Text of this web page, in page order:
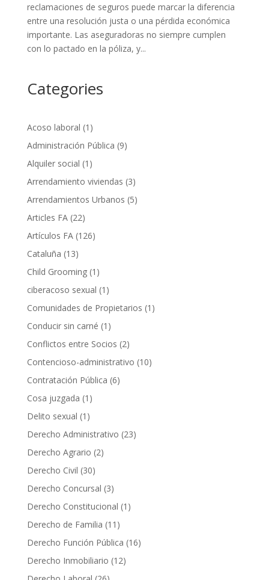
reclamaciones de seguros puede marcar la diferencia
entre una resolución justa o una pérdida económica
importante. Las aseguradoras no siempre cumplen
con lo pactado en la póliza, y...
Categories
Acoso laboral (1)
Administración Pública (9)
Alquiler social (1)
Arrendamiento viviendas (3)
Arrendamientos Urbanos (5)
Articles FA(22)
Artículos FA(126)
Cataluña (13)
Child Grooming(1)
ciberacoso sexual (1)
Comunidades de Propietarios (1)
Conducir sin carné (1)
Conflictos entre Socios (2)
Contencioso-administrativo (10)
Contratación Pública (6)
Cosa juzgada (1)
Delito sexual (1)
Derecho Administrativo (23)
Derecho Agrario (2)
Derecho Civil (30)
Derecho Concursal (3)
Derecho Constitucional (1)
Derecho de Familia (11)
Derecho Función Pública (16)
Derecho Inmobiliario (12)